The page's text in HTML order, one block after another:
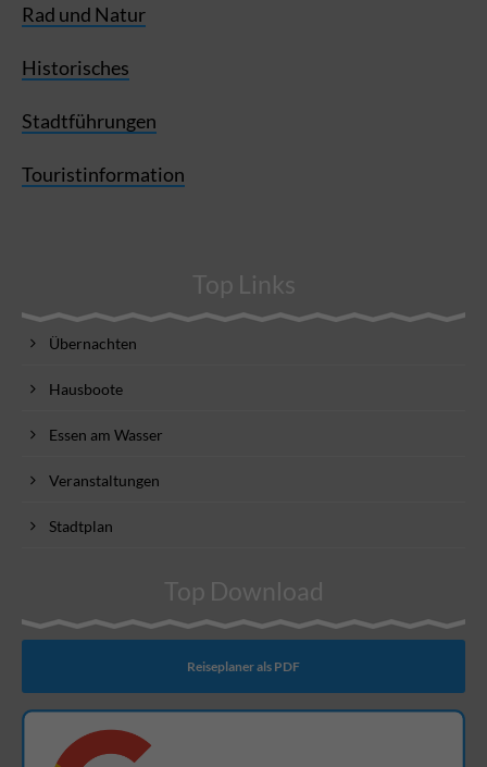
Rad und Natur
Historisches
Stadtführungen
Touristinformation
Top Links
Übernachten
Hausboote
Essen am Wasser
Veranstaltungen
Stadtplan
Top Download
Reiseplaner als PDF